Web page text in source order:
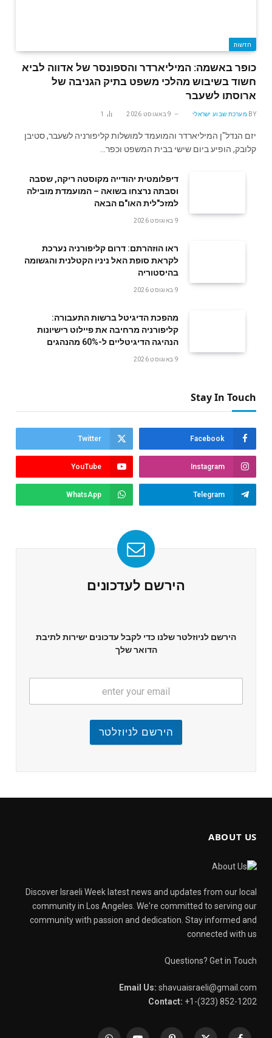
חדשות
כופר באשמה: המיליארדר והספונסר של אדווה לביא
חשוד בשיבוש מהלכי משפט בתיק הגניבה של
ארוסתו לשעבר
BY מערכת שבוע ישראלי 9 באוגוסט 2026 1
יזם הנדל"ן המיליארדר והמועמד למושלות קליפורניה לשעבר, סטיבן
קלובק, הופיע ביום שישי בבית המשפט וכפר…
דיפלומטית יהודייה מקוסטה ריקה, שסבה
וסבתה נרצחו בשואה – המועמדת מובילה
למזכ"לית האו"ם הבאה
9 באוגוסט 2026
ראו הוזהרתם: דרום קליפורניה נערכת
לקראת סופת האל ניניו הקטלנית והגשומה
בהיסטוריה
9 באוגוסט 2026
מהפכת הדיגיטל ברשות התעבורה:
קליפורניה מרחיבה את פיילוט רישיונות
הנהיגה הדיגיטליים ל-60% מהנהגים
9 באוגוסט 2026
Stay In Touch
Facebook
Twitter
Instagram
YouTube
Telegram
WhatsApp
הירשם לעדכונים
הירשם לניוזלטר שלנו כדי לקבל עדכונים ישירות לתיבת
הדואר שלך
הירשם לניוזלטר
ABOUT US
Discover Israeli Week latest news and updates from our local
community in Los Angeles. We're committed to serving our
community with passion and dedication. Stay informed and
connected with us
Questions? Get in Touch
Email Us: shavuaisraeli@gmail.com
Contact: +1-(323) 852-1202